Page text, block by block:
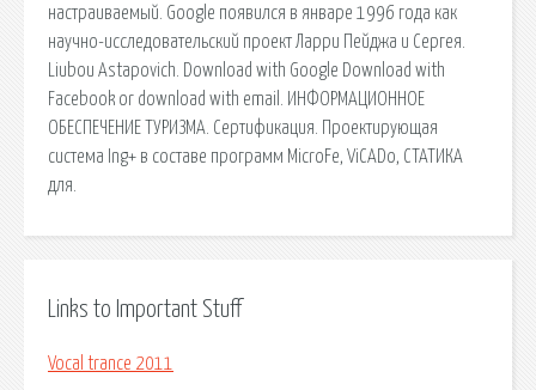
настраиваемый. Google появился в январе 1996 года как
научно-исследовательский проект Ларри Пейджа и Сергея.
Liubou Astapovich. Download with Google Download with
Facebook or download with email. ИНФОРМАЦИОННОЕ
ОБЕСПЕЧЕНИЕ ТУРИЗМА. Сертификация. Проектирующая
система Ing+ в составе программ MicroFe, ViCADo, СТАТИКА
для.
Links to Important Stuff
Vocal trance 2011